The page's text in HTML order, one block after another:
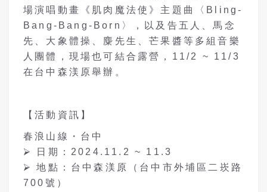
場演唱動畫《肌肉魔法使》主題曲〈Bling-
Bang-Bang-Born〉，以及告五人、馬念
先、大象體操、麋先生、芒果醬等多組音樂
人團體，現場也可結合露營，11/2 ~ 11/3
在台中森渼原舉辦。
【活動資訊】
春浪山線・台中
⮚ 日期：2024.11.2 ~ 11.3
⮚ 地點：台中森渼原（台中市外埔區二崁路
700號）